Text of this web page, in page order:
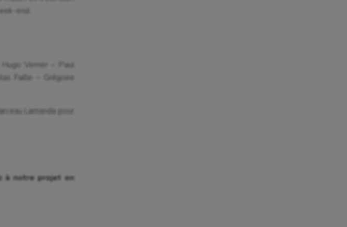
end.
Verrier – Paul
Faille – Grégoire
Lamanda pour
à notre projet en